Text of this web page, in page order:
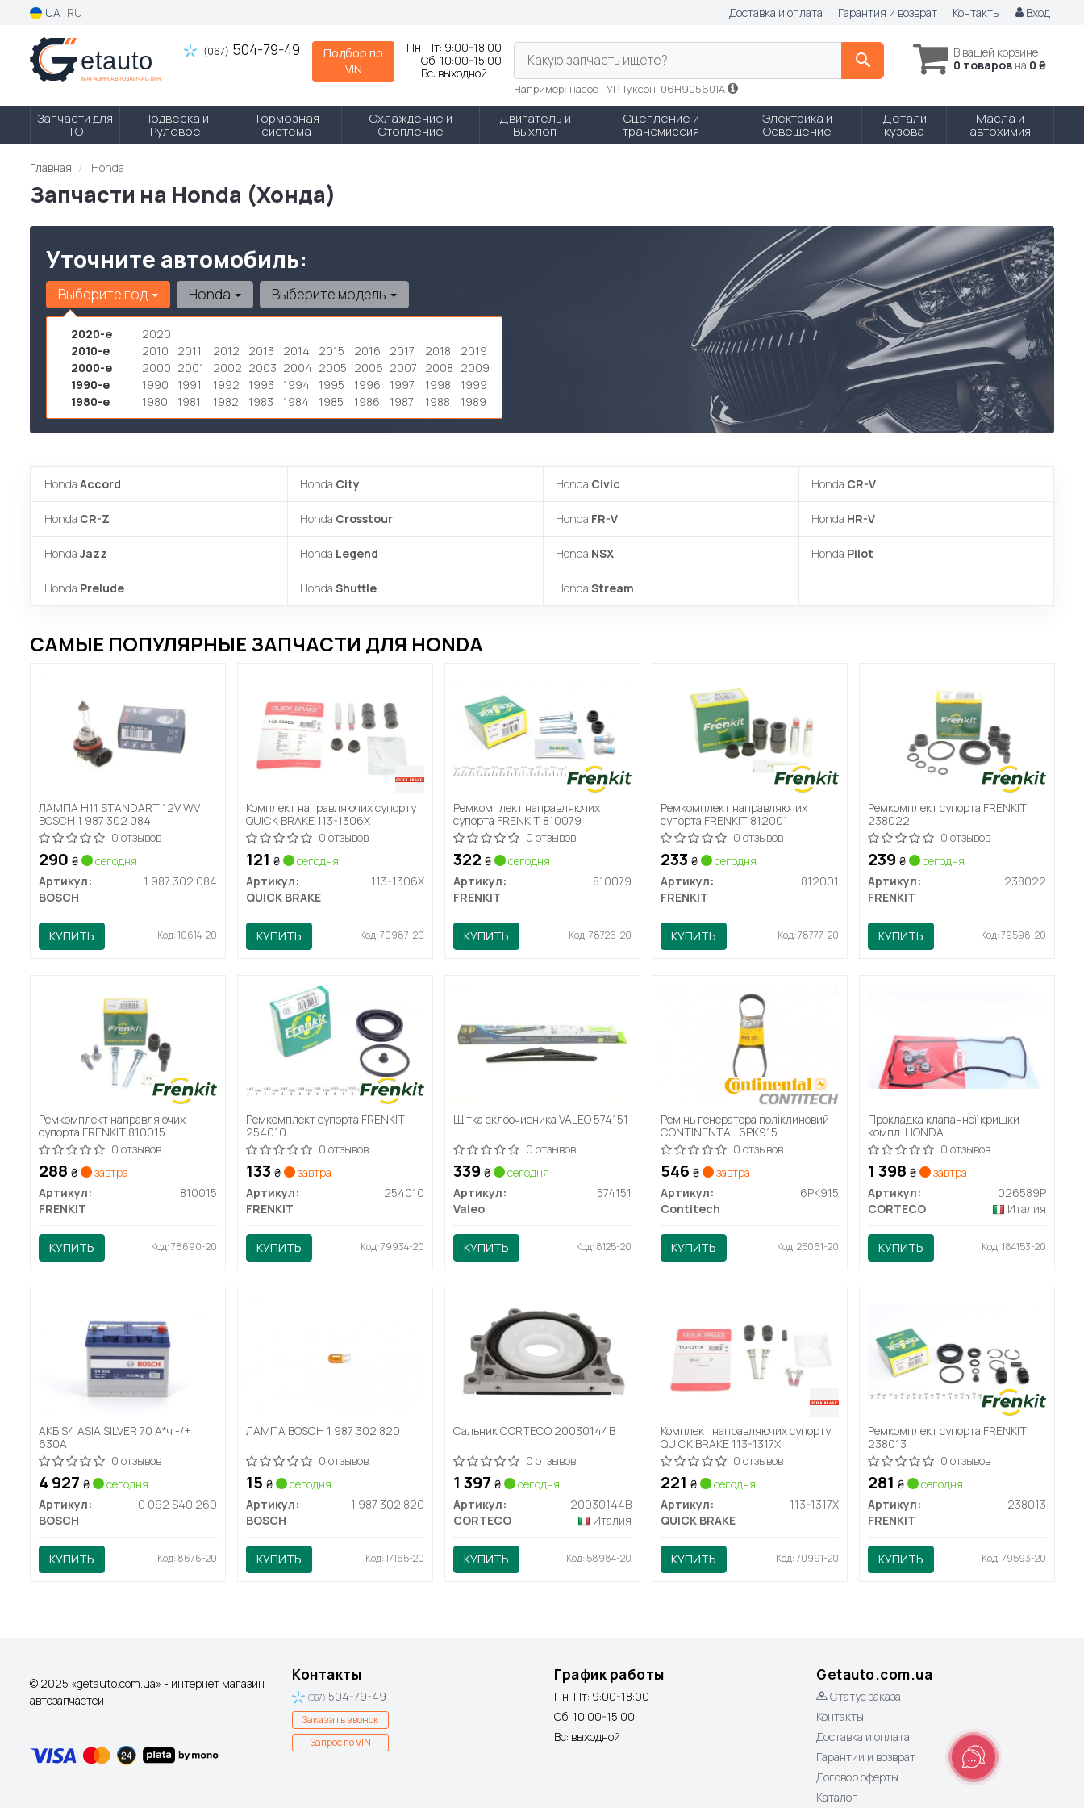
UA RU Доставка и оплата Гарантия и возврат Контакты Вход
(067) 504-79-49
Подбор по
VIN
Пн-Пт: 9:00-18:00
Сб: 10:00-15:00
Вс: выходной
В вашей корзине
0 товаров на 0 ₴
Какую запчасть ищете?
Например: насос ГУР Туксон, 06H905601A
Запчасти для
ТО
Подвеска и
Рулевое
Тормозная
система
Охлаждение и
Отопление
Двигатель и
Выхлоп
Сцепление и
трансмиссия
Электрика и
Освещение
Детали
кузова
Масла и
автохимия
Главная Honda
Запчасти на Honda (Хонда)
Уточните автомобиль:
Выберите год
2020-е
2020
2010-е
2010 2011 2012 2013 2014 2015 2016 2017 2018
2019
2000-е
2000 2001 2002 2003 2004 2005 2006 2007 2008 2009
1990-е
1990 1991 1992 1993 1994 1995 1996 1997 1998
1999
1980-е
1980 1981 1982 1983 1984 1985 1986 1987 1988 1989
Honda Выберите модель
Honda Accord Honda City Honda Civic Honda CR-V
Honda CR-Z Honda Crosstour Honda FR-V Honda HR-V
Honda Jazz Honda Legend Honda NSX Honda Pilot
Honda Prelude Honda Shuttle Honda Stream
САМЫЕ ПОПУЛЯРНЫЕ ЗАПЧАСТИ ДЛЯ HONDA
ЛАМПА H11 STANDART 12V WV
BOSCH 1 987 302 084
0 отзывов
290 ₴
сегодня
Артикул:
1 987 302 084
BOSCH
КУПИТЬ Код: 10614-20
Комплект направляючих супорту
QUICK BRAKE 113-1306X
0 отзывов
121 ₴
сегодня
Артикул:
113-1306X
QUICK BRAKE
КУПИТЬ Код: 70987-20
Ремкомплект направляючих
супорта FRENKIT 810079
0 отзывов
322 ₴
сегодня
Артикул:
810079
FRENKIT
КУПИТЬ Код: 78726-20
Ремкомплект направляючих
супорта FRENKIT 812001
0 отзывов
233 ₴
сегодня
Артикул:
812001
FRENKIT
КУПИТЬ Код: 78777-20
Ремкомплект супорта FRENKIT
238022
0 отзывов
239 ₴
сегодня
Артикул:
238022
FRENKIT
КУПИТЬ Код: 79598-20
Ремкомплект направляючих
супорта FRENKIT 810015
0 отзывов
288 ₴
завтра
Артикул:
810015
FRENKIT
КУПИТЬ Код: 78690-20
Ремкомплект супорта FRENKIT
254010
0 отзывов
133 ₴
завтра
Артикул:
254010
FRENKIT
КУПИТЬ Код: 79934-20
Щітка склоочисника VALEO 574151
0 отзывов
339 ₴
сегодня
Артикул:
574151
Valeo
КУПИТЬ Код: 8125-20
Ремінь генератора поліклиновий
CONTINENTAL 6PK915
0 отзывов
546 ₴
завтра
Артикул:
6PK915
Contitech
КУПИТЬ Код: 25061-20
Прокладка клапанної кришки
компл. HONDA
K20A/K20A2/K20A3/K24A (вир-
во Corteco)
0 отзывов
1 398 ₴
завтра
Артикул:
026589P
CORTECO
Италия
КУПИТЬ Код: 184153-20
АКБ S4 ASIA SILVER 70 А*ч -/+
630A
0 отзывов
4 927 ₴
сегодня
Артикул:
0 092 S40 260
BOSCH
КУПИТЬ Код: 8676-20
ЛАМПА BOSCH 1 987 302 820
0 отзывов
15 ₴
сегодня
Артикул:
1 987 302 820
BOSCH
КУПИТЬ Код: 17165-20
Сальник CORTECO 20030144B
0 отзывов
1 397 ₴
сегодня
Артикул:
20030144B
CORTECO
Италия
КУПИТЬ Код: 58984-20
Комплект направляючих супорту
QUICK BRAKE 113-1317X
0 отзывов
221 ₴
сегодня
Артикул:
113-1317X
QUICK BRAKE
КУПИТЬ Код: 70991-20
Ремкомплект супорта FRENKIT
238013
0 отзывов
281 ₴
сегодня
Артикул:
238013
FRENKIT
КУПИТЬ Код: 79593-20
© 2025 «getauto.com.ua» - интернет магазин
автозапчастей
Контакты
(067) 504-79-49
Заказать звонок
Запрос по VIN
График работы
Пн-Пт: 9:00-18:00
Сб: 10:00-15:00
Вс: выходной
Getauto.com.ua
Статус заказа
Контакты
Доставка и оплата
Гарантии и возврат
Договор оферты
Каталог